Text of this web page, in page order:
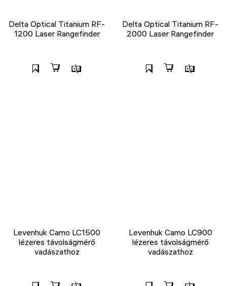
Delta Optical Titanium RF-
1200 Laser Rangefinder
Delta Optical Titanium RF-
2000 Laser Rangefinder
Levenhuk Camo LC1500
lézeres távolságmérő
vadászathoz
Levenhuk Camo LC900
lézeres távolságmérő
vadászathoz